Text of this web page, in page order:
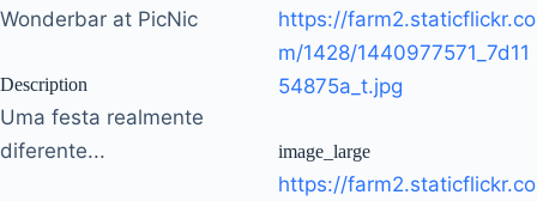
Wonderbar at PicNic
Description
Uma festa realmente
diferente...
https://farm2.staticflickr.co
m/1428/1440977571_7d11
54875a_t.jpg
image_large
https://farm2.staticflickr.co